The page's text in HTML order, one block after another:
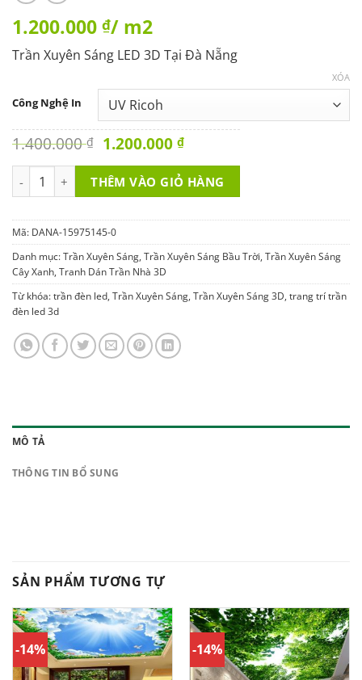
1.200.000 ₫/ m2
Trần Xuyên Sáng LED 3D Tại Đà Nẵng
Công Nghệ In
XÓA
1.400.000₫ Original
was:
1.400.000 ₫.
1.200.000 ₫Current
is:
1.200.000 ₫.
Trần Xuyên Sáng LED 3D DANA-15975145-0 số lượng
THÊM VÀO GIỎ HÀNG
Mã: DANA-15975145-0
Danh mục:Trần Xuyên Sáng, Trần Xuyên Sáng Bầu Trời, Trần Xuyên Sáng
Cây Xanh, Tranh Dán Trần Nhà 3D
Từ khóa:trần đèn led, Trần Xuyên Sáng, Trần Xuyên Sáng 3D, trang trí trần
đèn led 3d
MÔ TẢ
THÔNG TIN BỔ SUNG
SẢN PHẨM TƯƠNG TỰ
-14% -14%